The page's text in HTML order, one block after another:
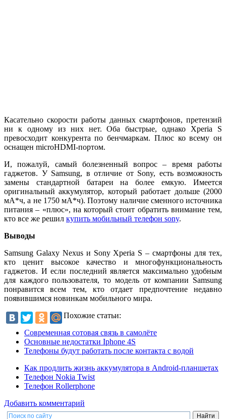
Касательно скорости работы данных смартфонов, претензий
ни к одному из них нет. Оба быстрые, однако Xperia S
превосходит конкурента по бенчмаркам. Плюс ко всему он
оснащен microHDMI-портом.
И, пожалуй, самый болезненный вопрос – время работы
гаджетов. У Samsung, в отличие от Sony, есть возможность
замены стандартной батареи на более емкую. Имеется
оригинальный аккумулятор, который работает дольше (2000
мА*ч, а не 1750 мА*ч). Поэтому наличие сменного источника
питания – «плюс», на который стоит обратить внимание тем,
кто все же решил купить мобильный телефон sony.
Выводы
Samsung Galaxy Nexus и Sony Xperia S – смартфоны для тех,
кто ценит высокое качество и многофункциональность
гаджетов. И если последний является максимально удобным
для каждого пользователя, то модель от компании Samsung
понравится всем тем, кто отдает предпочтение недавно
появившимся новинкам мобильного мира.
Похожие статьи:
Современная сотовая связь в самолёте
Основные недостатки Iphone 4S
Телефоны будут работать после контакта с водой
Как продлить жизнь аккумулятора в Android-планшетах
Телефон Nokia Twist
Телефон Rollerphone
Добавить комментарий